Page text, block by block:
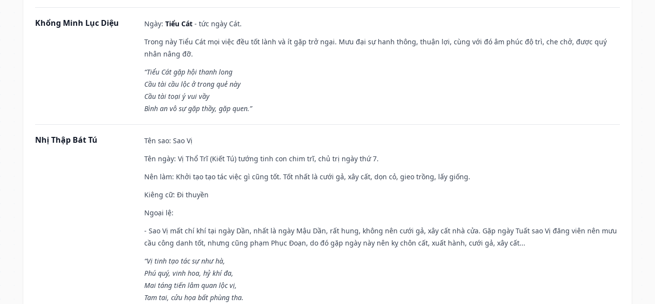
Khổng Minh Lục Diệu Ngày: Tiểu Cát - tức ngày Cát.
Trong này Tiểu Cát mọi việc đều tốt lành và ít gặp trở ngại. Mưu đại sự hanh thông, thuận lợi, cùng với đó âm phúc độ trì, che chở, được quý
nhân nâng đỡ.
“Tiểu Cát gặp hội thanh long
Cầu tài cầu lộc ở trong quẻ này
Cầu tài toại ý vui vầy
Bình an vô sự gặp thầy, gặp quen.”
Nhị Thập Bát Tú Tên sao: Sao Vị
Tên ngày: Vị Thổ Trĩ (Kiết Tú) tướng tinh con chim trĩ, chủ trị ngày thứ 7.
Nên làm: Khởi tạo tạo tác việc gì cũng tốt. Tốt nhất là cưới gả, xây cất, dọn cỏ, gieo trồng, lấy giống.
Kiêng cữ: Đi thuyền
Ngoại lệ:
- Sao Vị mất chí khí tại ngày Dần, nhất là ngày Mậu Dần, rất hung, không nên cưới gả, xây cất nhà cửa. Gặp ngày Tuất sao Vị đăng viên nên mưu
cầu công danh tốt, nhưng cũng phạm Phục Đoạn, do đó gặp ngày này nên kỵ chôn cất, xuất hành, cưới gả, xây cất...
“Vị tinh tạo tác sự như hà,
Phú quý, vinh hoa, hỷ khí đa,
Mai táng tiến lâm quan lộc vị,
Tam tai, cửu họa bất phùng tha.